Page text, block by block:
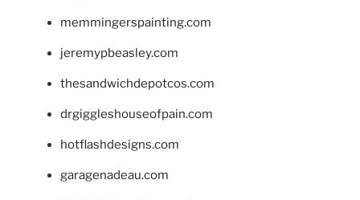
memmingerspainting.com
jeremypbeasley.com
thesandwichdepotcos.com
drgiggleshouseofpain.com
hotflashdesigns.com
garagenadeau.com